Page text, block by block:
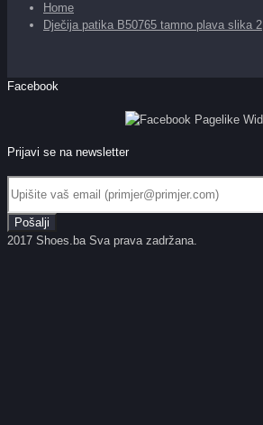
Home
Dječija patika B50765 tamno plava slika 2
Facebook
Prijavi se na newsletter
2017 Shoes.ba Sva prava zadržana.